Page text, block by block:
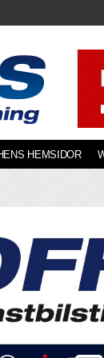
HEMSIDOR